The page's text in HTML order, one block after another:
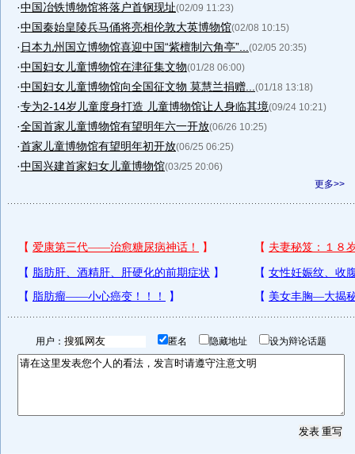
·中国冶铁博物馆将落户首钢现址(02/09 11:23)
·中国秦始皇陵兵马俑将亮相伦敦大英博物馆(02/08 10:15)
· 日本九州国立博物馆喜迎中国“紫檀制六角亭”... (02/05 20:35)
·中国妇女儿童博物馆在津征集文物(01/28 06:00)
·中国妇女儿童博物馆向全国征文物 莫慧兰捐赠... (01/18 13:18)
·专为2-14岁儿童度身打造 儿童博物馆让人身临其境(09/24 10:21)
·全国首家儿童博物馆有望明年六一开放(06/26 10:25)
·首家儿童博物馆有望明年初开放(06/25 06:25)
·中国兴建首家妇女儿童博物馆(03/25 20:06)
更多>>
用户： 匿名 隐藏地址 设为辩论话题